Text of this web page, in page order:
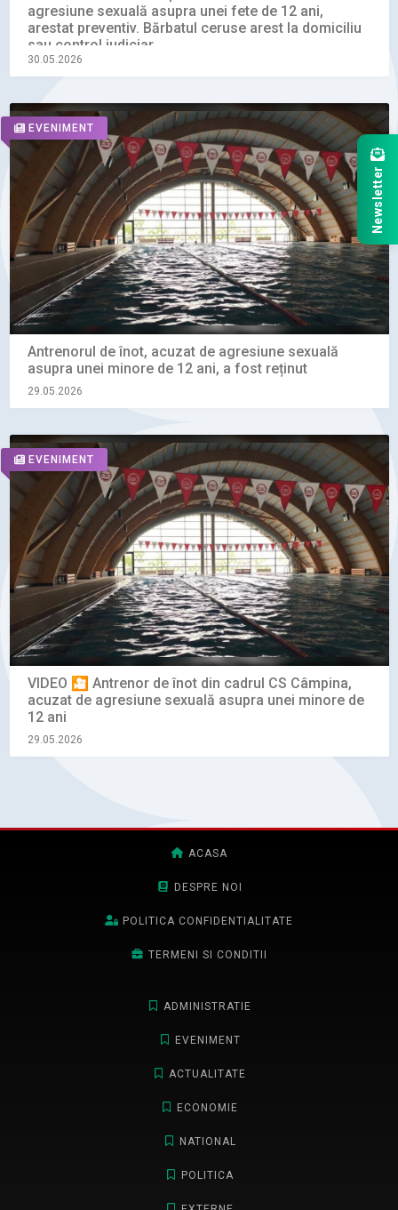
agresiune sexuală asupra unei fete de 12 ani,
arestat preventiv. Bărbatul ceruse arest la domiciliu
sau control judiciar
30.05.2026
EVENIMENT
Antrenorul de înot, acuzat de agresiune sexuală
asupra unei minore de 12 ani, a fost reținut
29.05.2026
EVENIMENT
VIDEO 🎦 Antrenor de înot din cadrul CS Câmpina,
acuzat de agresiune sexuală asupra unei minore de
12 ani
29.05.2026
ACASA
DESPRE NOI
POLITICA CONFIDENTIALITATE
TERMENI SI CONDITII
ADMINISTRATIE
EVENIMENT
ACTUALITATE
ECONOMIE
NATIONAL
POLITICA
Newsletter